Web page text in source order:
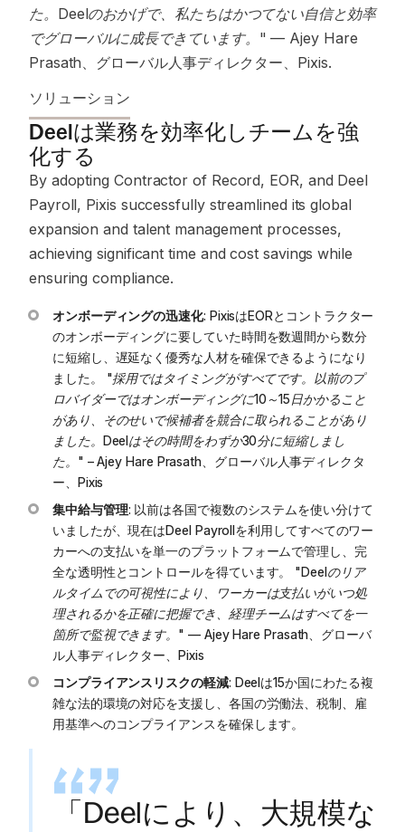
た。Deelのおかげで、私たちはかつてない自信と効率
でグローバルに成長できています。" — Ajey Hare
Prasath、グローバル人事ディレクター、Pixis.
ソリューション
Deelは業務を効率化しチームを強
化する
By adopting Contractor of Record, EOR, and Deel
Payroll, Pixis successfully streamlined its global
expansion and talent management processes,
achieving significant time and cost savings while
ensuring compliance.
オンボーディングの迅速化: PixisはEORとコントラクター
のオンボーディングに要していた時間を数週間から数分
に短縮し、遅延なく優秀な人材を確保できるようになり
ました。 "採用ではタイミングがすべてです。以前のプ
ロバイダーではオンボーディングに10～15日かかること
があり、そのせいで候補者を競合に取られることがあり
ました。Deelはその時間をわずか30分に短縮しまし
た。" – Ajey Hare Prasath、グローバル人事ディレクタ
ー、Pixis
集中給与管理: 以前は各国で複数のシステムを使い分けて
いましたが、現在はDeel Payrollを利用してすべてのワー
カーへの支払いを単一のプラットフォームで管理し、完
全な透明性とコントロールを得ています。 "Deelのリア
ルタイムでの可視性により、ワーカーは支払いがいつ処
理されるかを正確に把握でき、経理チームはすべてを一
箇所で監視できます。" — Ajey Hare Prasath、グローバ
ル人事ディレクター、Pixis
コンプライアンスリスクの軽減: Deelは15か国にわたる複
雑な法的環境の対応を支援し、各国の労働法、税制、雇
用基準へのコンプライアンスを確保します。
「Deelにより、大規模な